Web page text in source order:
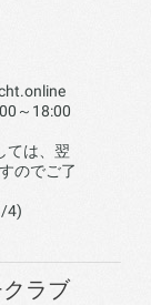
～18:00
ては、翌
のでご了
4)
ラブ